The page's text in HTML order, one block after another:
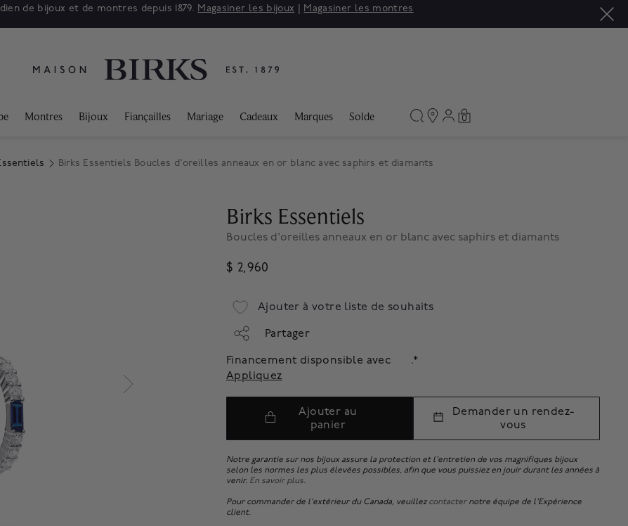
de bijoux et de montres depuis 1879. Magasiner les bijoux | Magasiner les montres
Montres Bijoux Fiançailles Mariage Cadeaux Marques Solde 0
Birks Essentiels Boucles d'oreilles anneaux en or blanc avec saphirs et diamants
Birks Essentiels
Boucles d'oreilles anneaux en or blanc avec saphirs et diamants
$ 2,960
Ajouter à votre liste de souhaits
Partager
Financement disponsible avec
.*
Appliquez
Ajouter au
panier
Demander un rendez-
vous
Notre garantie sur nos bijoux assure la protection et l'entretien de vos magnifiques bijoux
selon les normes les plus élevées possibles, afin que vous puissiez en jouir durant les années à
venir. En savoir plus.
Pour commander de l'extérieur du Canada, veuillez contacternotre équipe de l'Expérience
client.